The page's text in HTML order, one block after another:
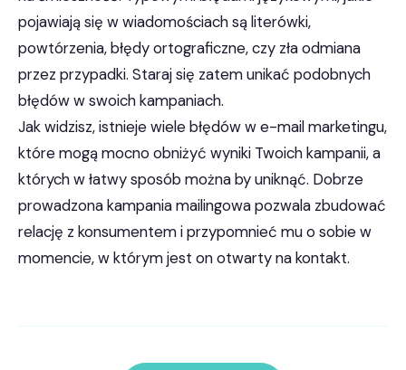
pojawiają się w wiadomościach są literówki,
powtórzenia, błędy ortograficzne, czy zła odmiana
przez przypadki. Staraj się zatem unikać podobnych
błędów w swoich kampaniach.
Jak widzisz, istnieje wiele błędów w e-mail marketingu,
które mogą mocno obniżyć wyniki Twoich kampanii, a
których w łatwy sposób można by uniknąć. Dobrze
prowadzona kampania mailingowa pozwala zbudować
relację z konsumentem i przypomnieć mu o sobie w
momencie, w którym jest on otwarty na kontakt.